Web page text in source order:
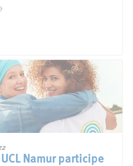
UCL Namur participe